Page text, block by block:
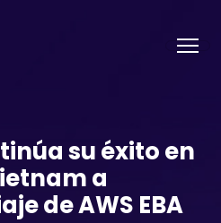
su éxito en
a
de AWS EBA